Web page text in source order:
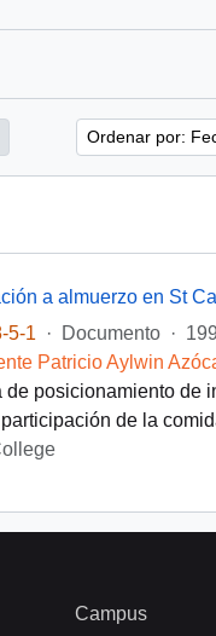
Ordenar por:
a almuerzo en St
5-1
· Documento ·
Patricio Aylwin
de posicionamiento de
de la
Campus